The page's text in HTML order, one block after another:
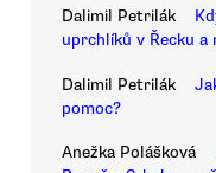
Dalimil Petrilák
uprchlíků v Řecku a
Dalimil Petrilák
pomoc?
Anežka Polášková